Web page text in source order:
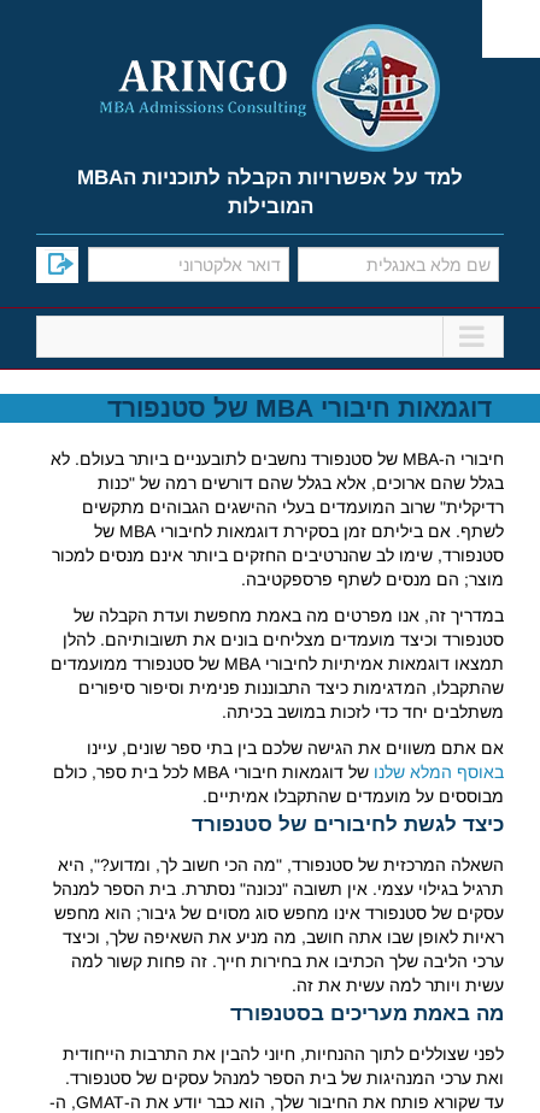
content
למד על אפשרויות הקבלה לתוכניות הMBA
המובילות
דוגמאות חיבורי MBA של סטנפורד
חיבורי ה-MBA של סטנפורד נחשבים לתובעניים ביותר בעולם. לא
בגלל שהם ארוכים, אלא בגלל שהם דורשים רמה של "כנות
רדיקלית" שרוב המועמדים בעלי ההישגים הגבוהים מתקשים
לשתף. אם ביליתם זמן בסקירת דוגמאות לחיבורי MBA של
סטנפורד, שימו לב שהנרטיבים החזקים ביותר אינם מנסים למכור
מוצר; הם מנסים לשתף פרספקטיבה.
במדריך זה, אנו מפרטים מה באמת מחפשת ועדת הקבלה של
סטנפורד וכיצד מועמדים מצליחים בונים את תשובותיהם. להלן
תמצאו דוגמאות אמיתיות לחיבורי MBA של סטנפורד ממועמדים
שהתקבלו, המדגימות כיצד התבוננות פנימית וסיפור סיפורים
משתלבים יחד כדי לזכות במושב בכיתה.
אם אתם משווים את הגישה שלכם בין בתי ספר שונים, עיינו
באוסף המלא שלנו
של דוגמאות חיבורי MBA לכל בית ספר, כולם
מבוססים על מועמדים שהתקבלו אמיתיים.
כיצד לגשת לחיבורים של סטנפורד
השאלה המרכזית של סטנפורד, "מה הכי חשוב לך, ומדוע?", היא
תרגיל בגילוי עצמי. אין תשובה "נכונה" נסתרת. בית הספר למנהל
עסקים של סטנפורד אינו מחפש סוג מסוים של גיבור; הוא מחפש
ראיות לאופן שבו אתה חושב, מה מניע את השאיפה שלך, וכיצד
ערכי הליבה שלך הכתיבו את בחירות חייך. זה פחות קשור למה
עשית ויותר למה עשית את זה.
מה באמת מעריכים בסטנפורד
לפני שצוללים לתוך ההנחיות, חיוני להבין את התרבות הייחודית
ואת ערכי המנהיגות של בית הספר למנהל עסקים של סטנפורד.
עד שקורא פותח את החיבור שלך, הוא כבר יודע את ה-GMAT, ה-